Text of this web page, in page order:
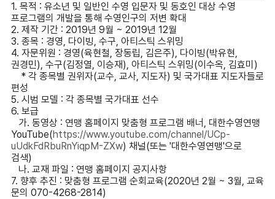
1. 목적 : 유소년 및 일반인 수영 입문자 및 동호인 대상 수영
프로그램의 개발을 통해 수영인구의 저변 확대
2. 제작 기간 : 2019년 9월 ~ 2019년 12월
3. 종목 : 경영, 다이빙, 수구, 아티스틱 스위밍
4. 자문위원 : 경영(육현철, 장동립, 김은주), 다이빙(박유현,
권경민), 수구(김정열, 이승재), 아티스틱 스위밍(이수옥, 김효미)
* 각 종목별 권위자(교수, 교사, 지도자) 및 국가대표 지도자들로
편성
5. 시범 모델 : 각 종목별 국가대표 선수
6. 보급
가. 동영상 : 연맹 홈페이지 맞춤형 프로그램 배너, 대한수영연맹
YouTube(https://www.youtube.com/channel/UCp-
uUdkFdRbuRnYiqpM-ZXw) 채널(또는 '대한수영연맹'으로
검색)
나. 교재 파일 : 연맹 홈페이지 공지사항
7. 향후 추진 : 맞춤형 프로그램 순회교육(2020년 2월 ~ 3월, 교육
문의 070-4268-2814)